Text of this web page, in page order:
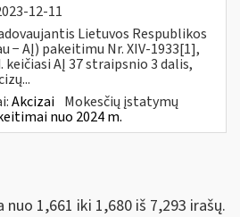
12-11
Lietuvos Respublikos
AĮ) pakeitimu Nr. XIV-1933[1],
keičiasi AĮ 37 straipsnio 3 dalis,
Akcizai Mokesčių įstatymų
nuo 2024 m.
nuo 1,661 iki 1,680 iš 7,293 irašų.